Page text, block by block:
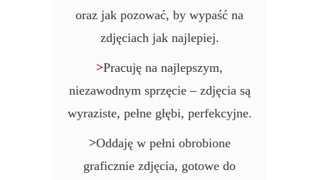
oraz jak pozować, by wypaść na
zdjęciach jak najlepiej.
>Pracuję na najlepszym,
niezawodnym sprzęcie – zdjęcia są
wyraziste, pełne głębi, perfekcyjne.
>Oddaję w pełni obrobione
graficznie zdjęcia, gotowe do